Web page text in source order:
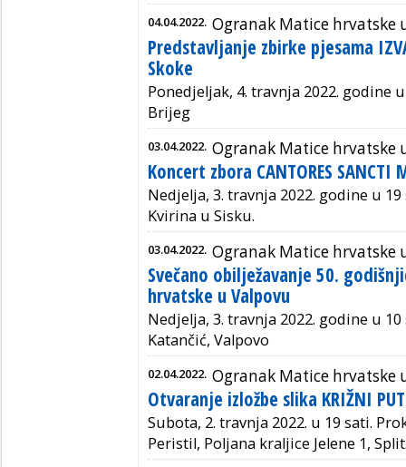
04.04.2022. Ogranak Matice hrvatske
Predstavljanje zbirke pjesama
Skoke
Ponedjeljak, 4. travnja 2022. godine
Brijeg
03.04.2022. Ogranak Matice hrvatske
Koncert zbora CANTORES SANCTI
Nedjelja, 3. travnja 2022. godine u 19
Kvirina u Sisku.
03.04.2022. Ogranak Matice hrvatske
Svečano obilježavanje 50.
hrvatske u Valpovu
Nedjelja, 3. travnja 2022. godine u
Katančić, Valpovo
02.04.2022. Ogranak Matice hrvatske
Otvaranje izložbe slika KRIŽNI
Subota, 2. travnja 2022. u 19 sati.
Peristil, Poljana kraljice Jelene 1,